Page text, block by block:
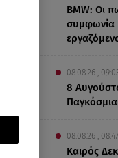
BMW: Οι
συμφωνία
08.08.26 ,
8
08.08.26 , 08:47
Καιρός